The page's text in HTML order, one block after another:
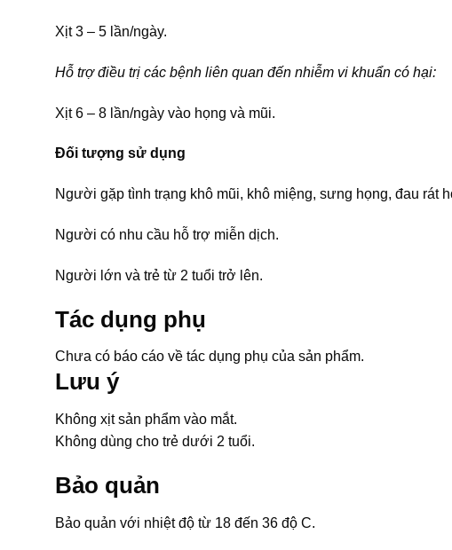
Xịt 3 – 5 lần/ngày.
Hỗ trợ điều trị các bệnh liên quan đến nhiễm vi khuẩn có hại:
Xịt 6 – 8 lần/ngày vào họng và mũi.
Đối tượng sử dụng
Người gặp tình trạng khô mũi, khô miệng, sưng họng, đau rát
Người có nhu cầu hỗ trợ miễn dịch.
Người lớn và trẻ từ 2 tuổi trở lên.
Tác dụng phụ
Chưa có báo cáo về tác dụng phụ của sản phẩm.
Lưu ý
Không xịt sản phẩm vào mắt.
Không dùng cho trẻ dưới 2 tuổi.
Bảo quản
Bảo quản với nhiệt độ từ 18 đến 36 độ C.